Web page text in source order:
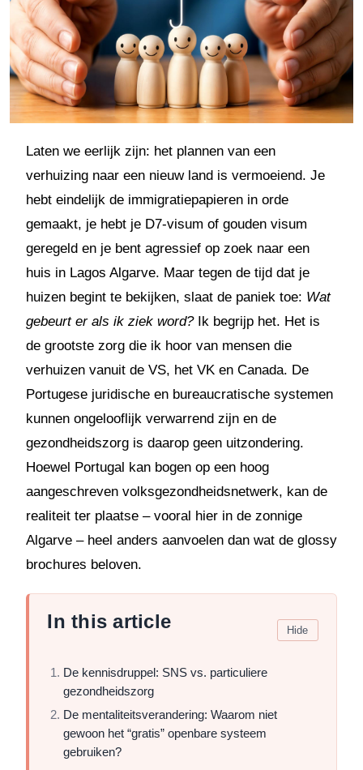
Laten we eerlijk zijn: het plannen van een
verhuizing naar een nieuw land is vermoeiend. Je
hebt eindelijk de immigratiepapieren in orde
gemaakt, je hebt je D7-visum of gouden visum
geregeld en je bent agressief op zoek naar een
huis in Lagos Algarve. Maar tegen de tijd dat je
huizen begint te bekijken, slaat de paniek toe: Wat
gebeurt er als ik ziek word?Ik begrijp het. Het is
de grootste zorg die ik hoor van mensen die
verhuizen vanuit de VS, het VK en Canada. De
Portugese juridische en bureaucratische systemen
kunnen ongelooflijk verwarrend zijn en de
gezondheidszorg is daarop geen uitzondering.
Hoewel Portugal kan bogen op een hoog
aangeschreven volksgezondheidsnetwerk, kan de
realiteit ter plaatse – vooral hier in de zonnige
Algarve – heel anders aanvoelen dan wat de glossy
brochures beloven.
In this article Hide
De kennisdruppel: SNS vs. particuliere
gezondheidszorg
De mentaliteitsverandering: Waarom niet
gewoon het “gratis” openbare systeem
gebruiken?